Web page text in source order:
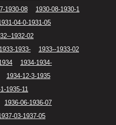
1930-08
1930-08-1930-1
04-0-1931-05
1932-02
1933-1933-
1933--1933-02
1934-1934-
1934-12-3-1935
1935-11
1936-06-1936-07
03-1937-05